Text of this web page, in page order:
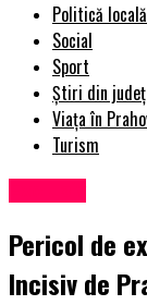
Politică locală
Social
Sport
Știri din județ
Viața în
Turism
Pericol de
Incisiv de